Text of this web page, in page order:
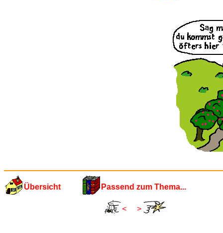
Übersicht Passend zum Thema...
< >